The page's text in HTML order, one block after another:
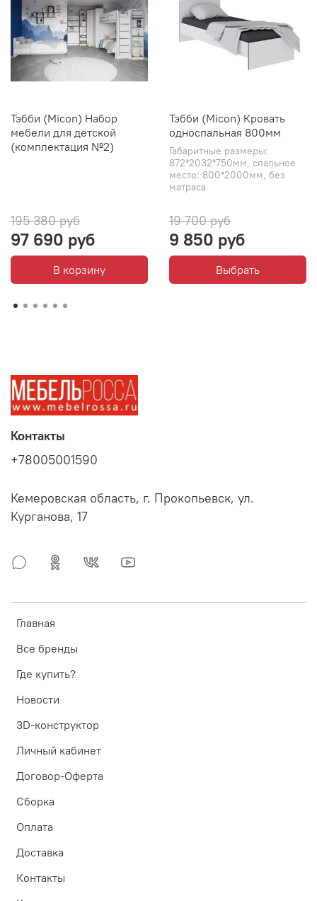
Тэбби (Micon) Набор
мебели для детской
(комплектация №2)
195 380 руб
97 690 руб
В корзину
Тэбби (Micon) Кровать
односпальная 800мм
Габаритные размеры:
872*2032*750мм, спальное
место: 800*2000мм, без
матраса
19 700 руб
9 850 руб
Выбрать
Главная
Все бренды
Где купить?
Новости
3D-конструктор
Личный кабинет
Договор-Оферта
Сборка
Оплата
Доставка
Контакты
Контакты
+78005001590
Кемеровская область, г. Прокопьевск, ул.
Курганова, 17